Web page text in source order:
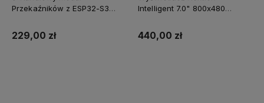
Przekaźników z ESP32-S3
zasilanie PoE
229,00 zł
Intelligent 7.0" 800x480
pojemnościowy panel
dotykowy oraz obudowa
440,00 zł